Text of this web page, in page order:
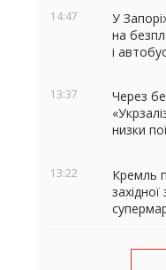
14:47
У
на
і
13:37
Через
низки
13:22
Кремль